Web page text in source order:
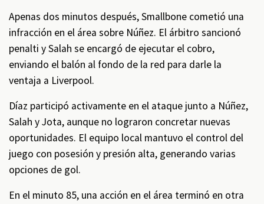
Apenas dos minutos después, Smallbone cometió una
infracción en el área sobre Núñez. El árbitro sancionó
penalti y Salah se encargó de ejecutar el cobro,
enviando el balón al fondo de la red para darle la
ventaja a Liverpool.
Díaz participó activamente en el ataque junto a Núñez,
Salah y Jota, aunque no lograron concretar nuevas
oportunidades. El equipo local mantuvo el control del
juego con posesión y presión alta, generando varias
opciones de gol.
En el minuto 85, una acción en el área terminó en otra